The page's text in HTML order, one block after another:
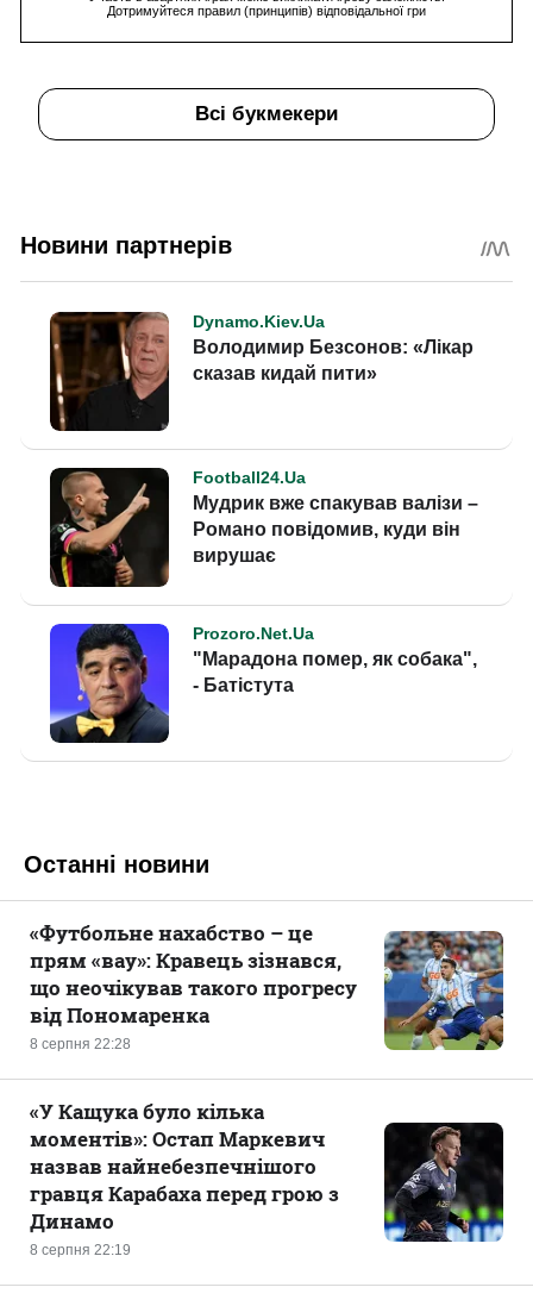
Дотримуйтеся правил (принципів) відповідальної гри
Всі букмекери
Останні новини
8 серпня 22:28
«Футбольне нахабство – це
прям «вау»: Кравець зізнався,
що неочікував такого прогресу
від Пономаренка
8 серпня 22:19
«У Кащука було кілька
моментів»: Остап Маркевич
назвав найнебезпечнішого
гравця Карабаха перед грою з
Динамо